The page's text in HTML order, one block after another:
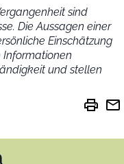
sind
Die Aussagen einer
Einschätzung
Informationen
und stellen
print mail